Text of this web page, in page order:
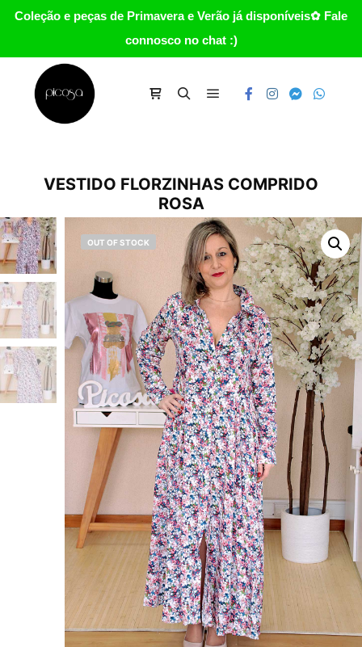
Coleção e peças de Primavera e Verão já disponíveis✿ Fale
connosco no chat :)
VESTIDO FLORZINHAS COMPRIDO
ROSA
OUT OF STOCK